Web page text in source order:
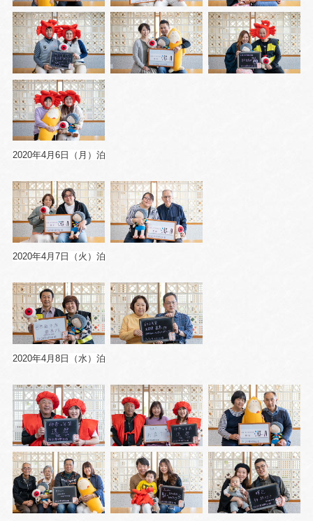
2020年4月6日（月）泊
2020年4月7日（火）泊
2020年4月8日（水）泊